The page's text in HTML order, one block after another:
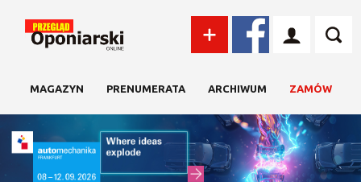
MAGAZYN PRENUMERATA ARCHIWUM ZAMÓW